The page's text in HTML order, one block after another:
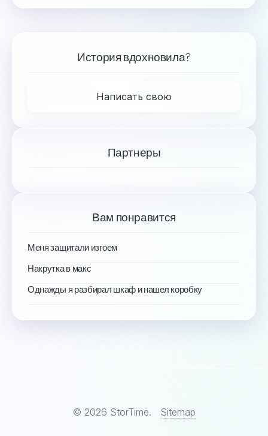
История вдохновила?
Написать свою
Партнеры
Вам понравится
Меня защитали изгоем
Накрутка в макс
Однажды я разбирал шкаф и нашел коробку
© 2026 StorTime. Sitemap